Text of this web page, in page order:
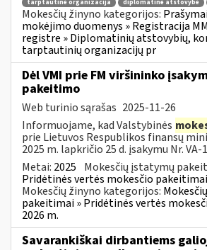
tarptautinė organizacija
diplomatinė atstovybė
Mokesčių žinyno kategorijos:
mokėjimo duomenys » Registracija
registre » Diplomatinių atstovybių,
tarptautinių organizacijų pr
Dėl VMI prie FM viršininko
pakeitimo
Web turinio sąrašas 2025-11-26
Informuojame, kad Valstybinės
prie Lietuvos Respublikos finansų
2025 m. lapkričio 25 d. įsakymu Nr.
Metai: 2025 Mokesčių įstatymų
Pridėtinės vertės mokesčio
Mokesčių žinyno kategorijos:
pakeitimai » Pridėtinės vertės
2026 m.
Savarankiškai dirbantiems